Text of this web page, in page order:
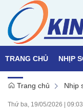
TRANG CHỦ NHỊP
Trang chủ Nhịp
Thứ ba, 19/05/2026 09:03